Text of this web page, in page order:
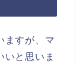
ますが、マ
いと思いま